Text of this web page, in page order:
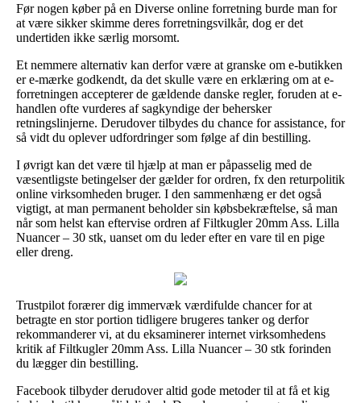
Før nogen køber på en Diverse online forretning burde man for
at være sikker skimme deres forretningsvilkår, dog er det
undertiden ikke særlig morsomt.
Et nemmere alternativ kan derfor være at granske om e-butikken
er e-mærke godkendt, da det skulle være en erklæring om at e-
forretningen accepterer de gældende danske regler, foruden at e-
handlen ofte vurderes af sagkyndige der behersker
retningslinjerne. Derudover tilbydes du chance for assistance, for
så vidt du oplever udfordringer som følge af din bestilling.
I øvrigt kan det være til hjælp at man er påpasselig med de
væsentligste betingelser der gælder for ordren, fx den returpolitik
online virksomheden bruger. I den sammenhæng er det også
vigtigt, at man permanent beholder sin købsbekræftelse, så man
når som helst kan eftervise ordren af Filtkugler 20mm Ass. Lilla
Nuancer – 30 stk, uanset om du leder efter en vare til en pige
eller dreng.
Trustpilot forærer dig immervæk værdifulde chancer for at
betragte en stor portion tidligere brugeres tanker og derfor
rekommanderer vi, at du eksaminerer internet virksomhedens
kritik af Filtkugler 20mm Ass. Lilla Nuancer – 30 stk forinden
du lægger din bestilling.
Facebook tilbyder derudover altid gode metoder til at få et kig